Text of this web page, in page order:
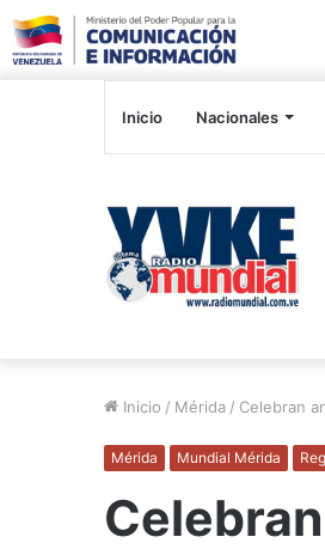
Inicio Nacionales
Inicio / Mérida / Celebran
Mérida Mundial Mérida